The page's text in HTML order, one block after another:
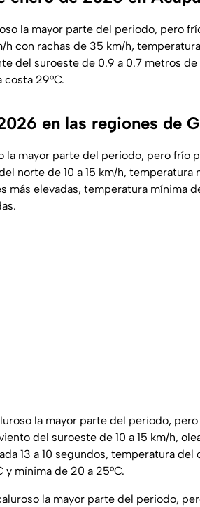
la mayor parte del periodo, pero
h con rachas de 35 km/h,
del suroeste de 0.9 a 0.7 metros de
costa 29°C.
en las regiones de
la mayor parte del periodo, pero frío
norte de 10 a 15 km/h, temperatura
más elevadas, temperatura mínima
la mayor parte del periodo,
del suroeste de 10 a 15 km/h,
13 a 10 segundos, temperatura del
y mínima de 20 a 25°C.
la mayor parte del periodo,